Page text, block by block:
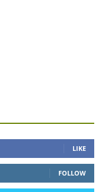
LIKE
FOLLOW